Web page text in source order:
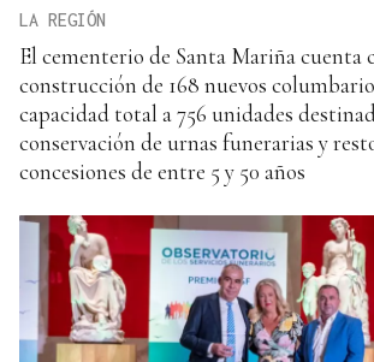
LA REGIÓN
El cementerio de Santa Mariña cuenta
construcción de 168 nuevos
capacidad total a 756 unidades
conservación de urnas funerarias y
concesiones de entre 5 y 50 años